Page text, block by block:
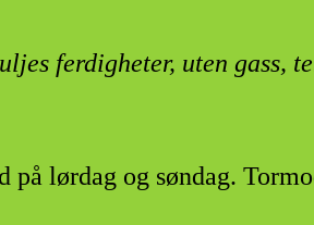
ferdigheter, uten gass,
på lørdag og søndag.